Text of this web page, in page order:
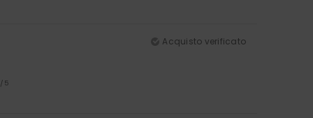
Acquisto verificato
/5